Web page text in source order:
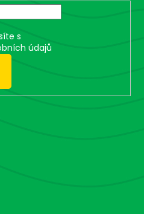
s
údajů